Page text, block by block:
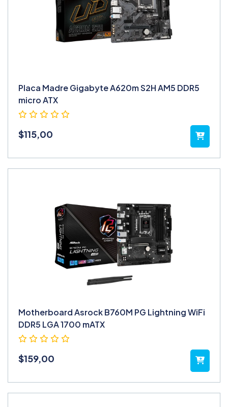
Placa Madre Gigabyte A620m S2H AM5 DDR5
micro ATX
$115,00
Motherboard Asrock B760M PG Lightning WiFi
DDR5 LGA 1700 mATX
$159,00